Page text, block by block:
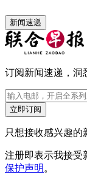
新闻速递
订阅新闻速递，洞
立即订阅
只想接收感兴趣的
注册即表示我接受
保护声明 。